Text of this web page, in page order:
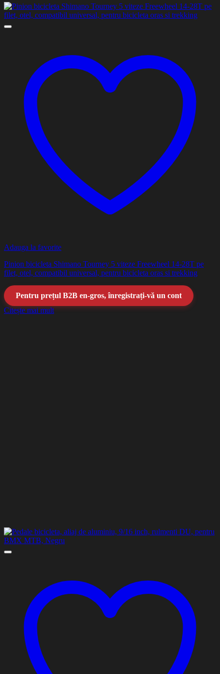
Adauga la favorite
Pinion bicicleta Shimano Tourney 5 viteze Freewheel 14-28T pe
filet, otel, compatibil universal, pentru bicicleta oras si trekking
Pentru prețul B2B en-gros, înregistrați-vă un cont
Citește mai mult